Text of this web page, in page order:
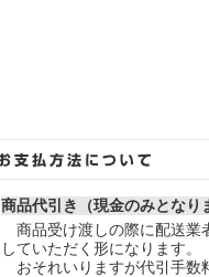
商品代引き（現金のみとなり
商品受け渡しの際に配送業
していただく形になります。
おそれいりますが代引手数